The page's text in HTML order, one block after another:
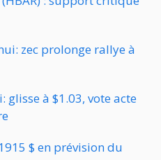
zec prolonge rallye à
glisse à $1.03, vote acte
$ en prévision du